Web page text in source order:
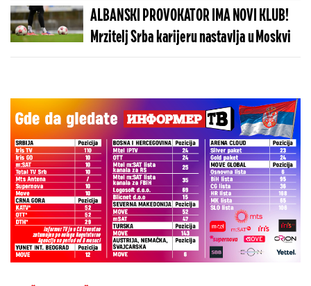
ALBANSKI PROVOKATOR IMA NOVI KLUB!
Mrzitelj Srba karijeru nastavlja u Moskvi